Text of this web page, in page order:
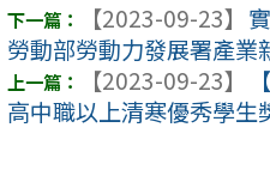
【2023-09-23】
勞動部勞動力發展署產業
【2023-09-23】
高中職以上清寒優秀學生